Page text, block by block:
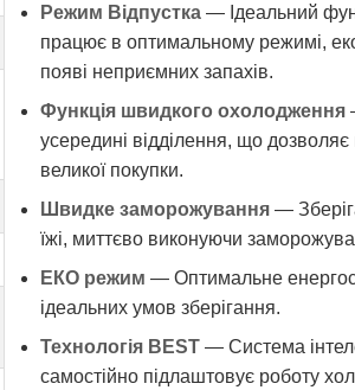
Режим Відпустка — Ідеальний
працює в оптимальному режимі,
появі неприємних запахів.
Функція швидкого охолодження
усередині відділення, що
великої покупки.
Швидке заморожування —
їжі, миттєво виконуючи
ЕКО режим — Оптимальне
ідеальних умов зберігання.
Технологія BEST — Система
самостійно підлаштовує роботу